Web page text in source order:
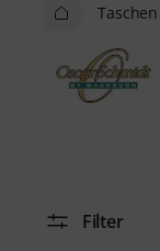
Filter